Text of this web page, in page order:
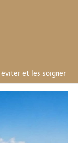
éviter et les soigner